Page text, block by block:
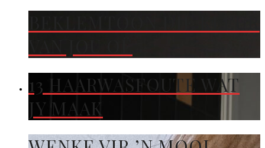
13 HAARWASFOUTE WAT
JY MAAK